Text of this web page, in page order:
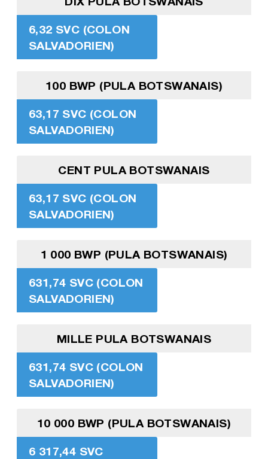
6,32 SVC (COLON
SALVADORIEN)
100 BWP (PULA BOTSWANAIS)
63,17 SVC (COLON
SALVADORIEN)
CENT PULA BOTSWANAIS
63,17 SVC (COLON
SALVADORIEN)
1 000 BWP (PULA BOTSWANAIS)
631,74 SVC (COLON
SALVADORIEN)
MILLE PULA BOTSWANAIS
631,74 SVC (COLON
SALVADORIEN)
10 000 BWP (PULA BOTSWANAIS)
6 317,44 SVC